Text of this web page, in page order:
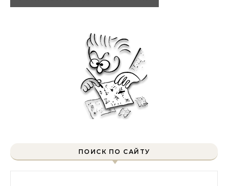
ПОИСК ПО САЙТУ